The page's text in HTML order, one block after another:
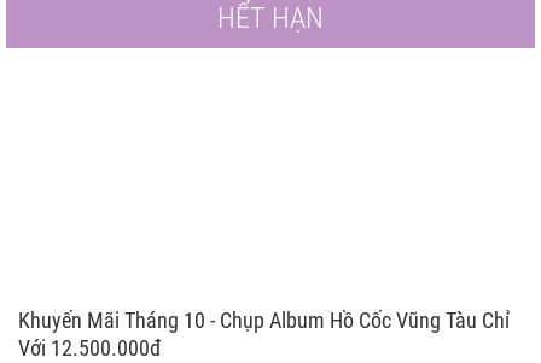
HẾT HẠN
Khuyến Mãi Tháng 10 - Chụp Album Hồ Cốc Vũng Tàu Chỉ
Với 12.500.000đ